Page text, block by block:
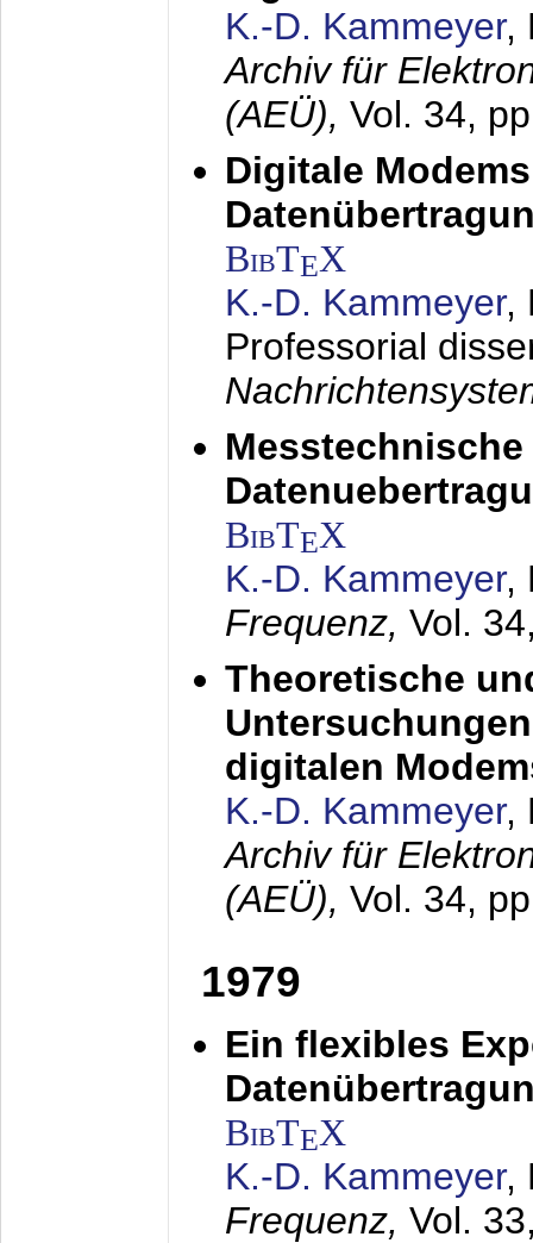
K.-D. Kammeyer,
Archiv für
(AEÜ), Vol. 34,
Digitale
BibTEX
K.-D. Kammeyer,
Professorial
BibTEX
K.-D. Kammeyer,
Frequenz, Vol.
Theoretische
digitalen
K.-D. Kammeyer,
Archiv für
(AEÜ), Vol. 34,
1979
Ein flexibles
BibTEX
K.-D. Kammeyer,
Frequenz, Vol.